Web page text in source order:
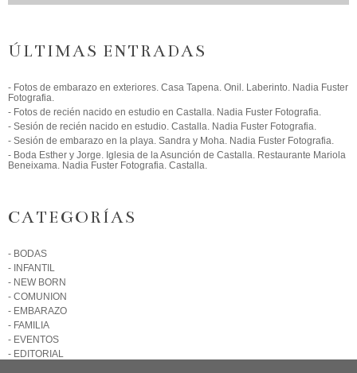
ÚLTIMAS ENTRADAS
- Fotos de embarazo en exteriores. Casa Tapena. Onil. Laberinto. Nadia Fuster
Fotografia.
- Fotos de recién nacido en estudio en Castalla. Nadia Fuster Fotografia.
- Sesión de recién nacido en estudio. Castalla. Nadia Fuster Fotografia.
- Sesión de embarazo en la playa. Sandra y Moha. Nadia Fuster Fotografia.
- Boda Esther y Jorge. Iglesia de la Asunción de Castalla. Restaurante Mariola
Beneixama. Nadia Fuster Fotografia. Castalla.
CATEGORÍAS
- BODAS
- INFANTIL
- NEW BORN
- COMUNION
- EMBARAZO
- FAMILIA
- EVENTOS
- EDITORIAL